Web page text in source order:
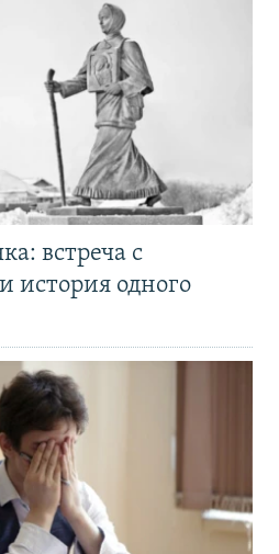
встреча с
история одного